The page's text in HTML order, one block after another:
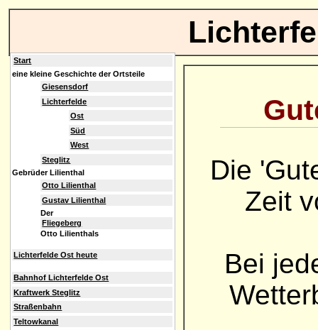
Die
Zeit
Bei
Start
eine kleine Geschichte der Ortsteile
Giesensdorf
Lichterfelde
Ost
Süd
West
Steglitz
Gebrüder Lilienthal
Otto Lilienthal
Gustav Lilienthal
Der
Fliegeberg
Otto Lilienthals
Lichterfelde Ost heute
Bahnhof Lichterfelde Ost
Kraftwerk Steglitz
Straßenbahn
Teltowkanal